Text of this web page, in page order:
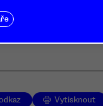
Wagnerová, neznámá
Vytisknout